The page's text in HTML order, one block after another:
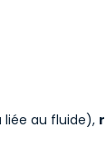
liée au fluide),